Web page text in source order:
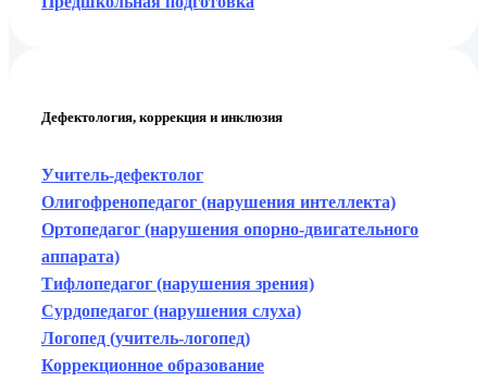
Дефектология, коррекция и инклюзия
Учитель-дефектолог
Олигофренопедагог (нарушения интеллекта)
Ортопедагог (нарушения опорно-двигательного
аппарата)
Тифлопедагог (нарушения зрения)
Сурдопедагог (нарушения слуха)
Логопед (учитель-логопед)
Коррекционное образование